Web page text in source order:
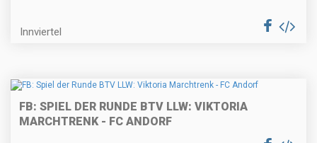
Innviertel
FB: SPIEL DER RUNDE BTV LLW: VIKTORIA
MARCHTRENK - FC ANDORF